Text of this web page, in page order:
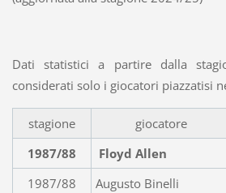
Dati statistici a partire dalla
considerati solo i giocatori piazzatisi
stagione giocatore
1987/88
Floyd Allen
1987/88
Augusto Binelli